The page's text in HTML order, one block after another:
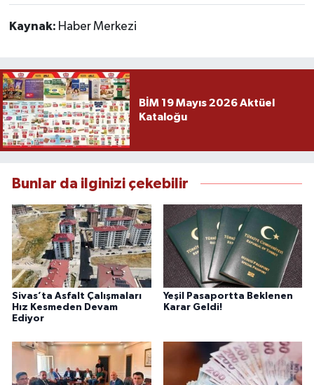
Kaynak: Haber Merkezi
BİM 19 Mayıs 2026 Aktüel
Kataloğu
Bunlar da ilginizi çekebilir
Sivas’ta Asfalt Çalışmaları
Hız Kesmeden Devam
Ediyor
Yeşil Pasaportta Beklenen
Karar Geldi!